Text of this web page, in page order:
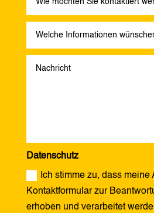
Datenschutz
Ich stimme zu, dass meine
Kontaktformular zur
erhoben und verarbeitet